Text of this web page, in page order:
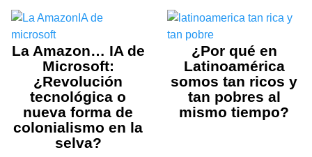
La Amazon… IA de
Microsoft:
¿Revolución
tecnológica o
nueva forma de
colonialismo en la
selva?
¿Por qué en
Latinoamérica
somos tan ricos y
tan pobres al
mismo tiempo?